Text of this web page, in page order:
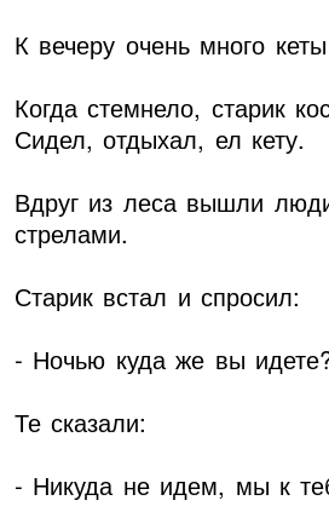
К вечеру очень много
Когда стемнело, старик
Сидел, отдыхал, ел кету.
Вдруг из леса вышли
стрелами.
Старик встал и спросил:
- Ночью куда же вы
Те сказали:
- Никуда не идем, мы к